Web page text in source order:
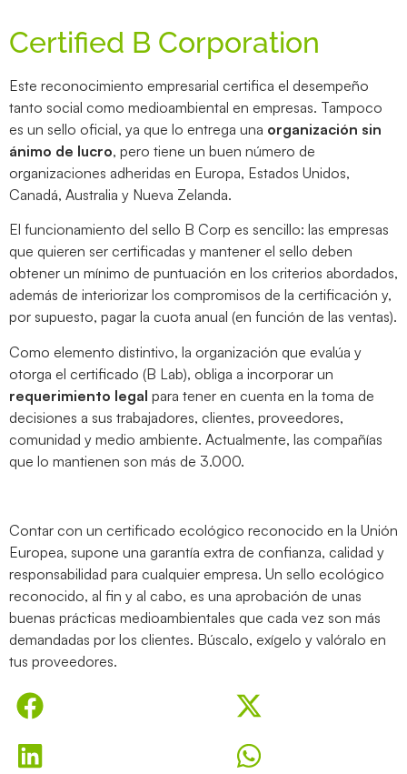
Certified B Corporation
Este reconocimiento empresarial certifica el desempeño
tanto social como medioambiental en empresas. Tampoco
es un sello oficial, ya que lo entrega una organización sin
ánimo de lucro, pero tiene un buen número de
organizaciones adheridas en Europa, Estados Unidos,
Canadá, Australia y Nueva Zelanda.
El funcionamiento del sello B Corp es sencillo: las empresas
que quieren ser certificadas y mantener el sello deben
obtener un mínimo de puntuación en los criterios abordados,
además de interiorizar los compromisos de la certificación y,
por supuesto, pagar la cuota anual (en función de las ventas).
Como elemento distintivo, la organización que evalúa y
otorga el certificado (B Lab), obliga a incorporar un
requerimiento legal para tener en cuenta en la toma de
decisiones a sus trabajadores, clientes, proveedores,
comunidad y medio ambiente. Actualmente, las compañías
que lo mantienen son más de 3.000.
Contar con un certificado ecológico reconocido en la Unión
Europea, supone una garantía extra de confianza, calidad y
responsabilidad para cualquier empresa. Un sello ecológico
reconocido, al fin y al cabo, es una aprobación de unas
buenas prácticas medioambientales que cada vez son más
demandadas por los clientes. Búscalo, exígelo y valóralo en
tus proveedores.